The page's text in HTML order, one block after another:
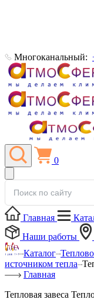
Многоканальный:
0
Главная
Наши работы
Каталог
источником тепла
Главная
Тепловая завеса